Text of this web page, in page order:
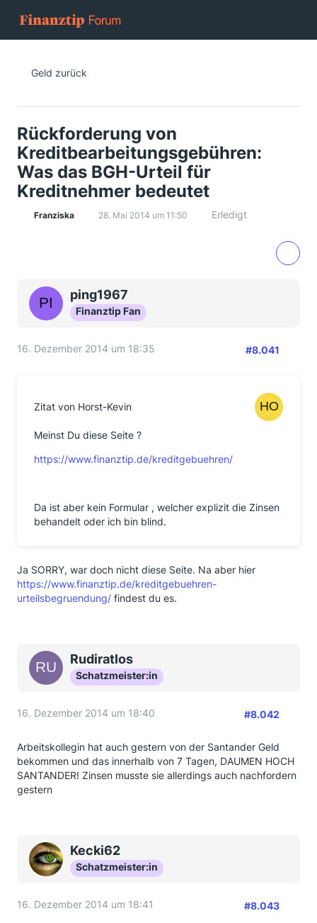
Geld zurück
Rückforderung von
Kreditbearbeitungsgebühren:
Was das BGH-Urteil für
Kreditnehmer bedeutet
Franziska 28. Mai 2014 um 11:50 Erledigt
ping1967
Finanztip Fan
16. Dezember 2014 um 18:35 #8.041
Zitat von Horst-Kevin
Meinst Du diese Seite ?
https://www.finanztip.de/kreditgebuehren/
Da ist aber kein Formular , welcher explizit die Zinsen
behandelt oder ich bin blind.
Ja SORRY, war doch nicht diese Seite. Na aber hier
https://www.finanztip.de/kreditgebuehren-
urteilsbegruendung/ findest du es.
Rudiratlos
Schatzmeister:in
16. Dezember 2014 um 18:40 #8.042
Arbeitskollegin hat auch gestern von der Santander Geld
bekommen und das innerhalb von 7 Tagen, DAUMEN HOCH
SANTANDER! Zinsen musste sie allerdings auch nachfordern
gestern
Kecki62
Schatzmeister:in
16. Dezember 2014 um 18:41 #8.043